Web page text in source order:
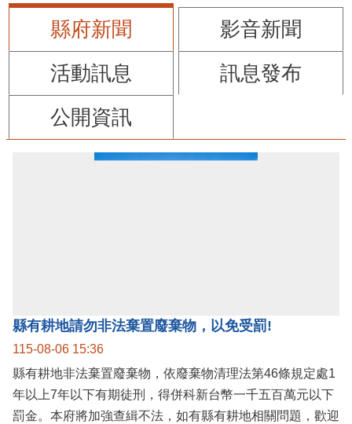
縣府新聞
影音新聞
活動訊息
訊息發布
公開資訊
縣有耕地請勿非法棄置廢棄物，以免受罰!
115-08-06 15:36
縣有耕地非法棄置廢棄物，依廢棄物清理法第46條規定處1
年以上7年以下有期徒刑，得併科新台幣一千五百萬元以下
罰金。本府將加強查緝不法，如有縣有耕地相關問題，歡迎